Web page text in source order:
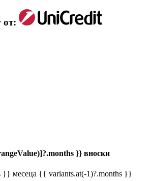
от:
}} вноски
}} месеца {{ variants.at(-1)?.months }}